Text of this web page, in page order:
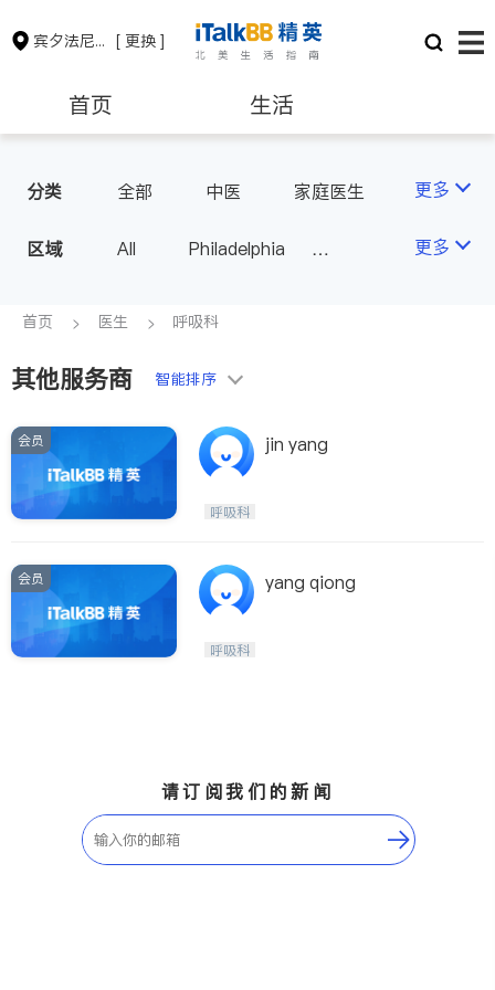
宾夕法尼亚州 [ 更换 ]
首页 生活
保险理财 房地产租售
银行贷款
建筑装修
非盈利组织
分类 全部 中医
家庭医生
眼科
妇科
儿科
心脏科
肠胃肝脏科
泌尿科
风湿病
呼吸科
医生-其它
内分泌科
更多
区域 All
Philadelphia
PA - Other Cities
更多
首页 医生 呼吸科
其他服务商 智能排序
会员 jin yang
呼吸科
会员 yang qiong
呼吸科
请订阅我们的新闻